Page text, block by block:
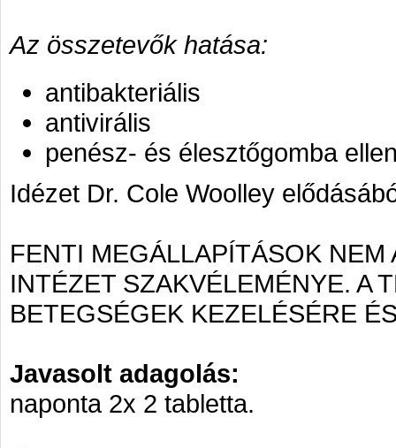
Az összetevők hatása:
antibakteriális
antivirális
penész- és élesztőgomba
Idézet Dr. Cole Woolley
FENTI MEGÁLLAPÍTÁSOK
INTÉZET SZAKVÉLEMÉNYE. A
BETEGSÉGEK KEZELÉSÉRE
Javasolt adagolás:
naponta 2x 2 tabletta.